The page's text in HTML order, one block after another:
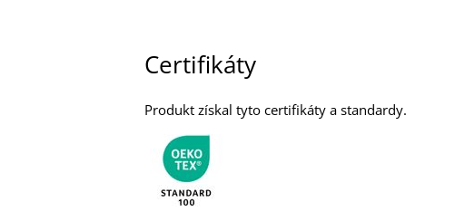
Certifikáty
Produkt získal tyto certifikáty a standardy.